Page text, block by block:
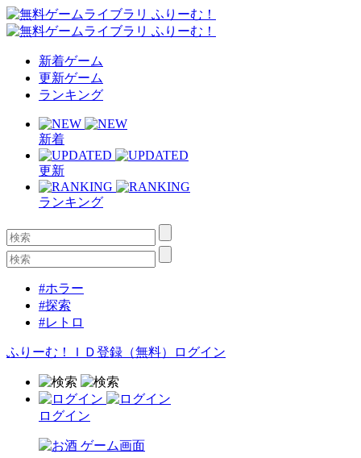
新着ゲーム
更新ゲーム
ランキング
新着
更新
ランキング
#ホラー
#探索
#レトロ
ふりーむ！ＩＤ登録（無料） ログイン
ログイン